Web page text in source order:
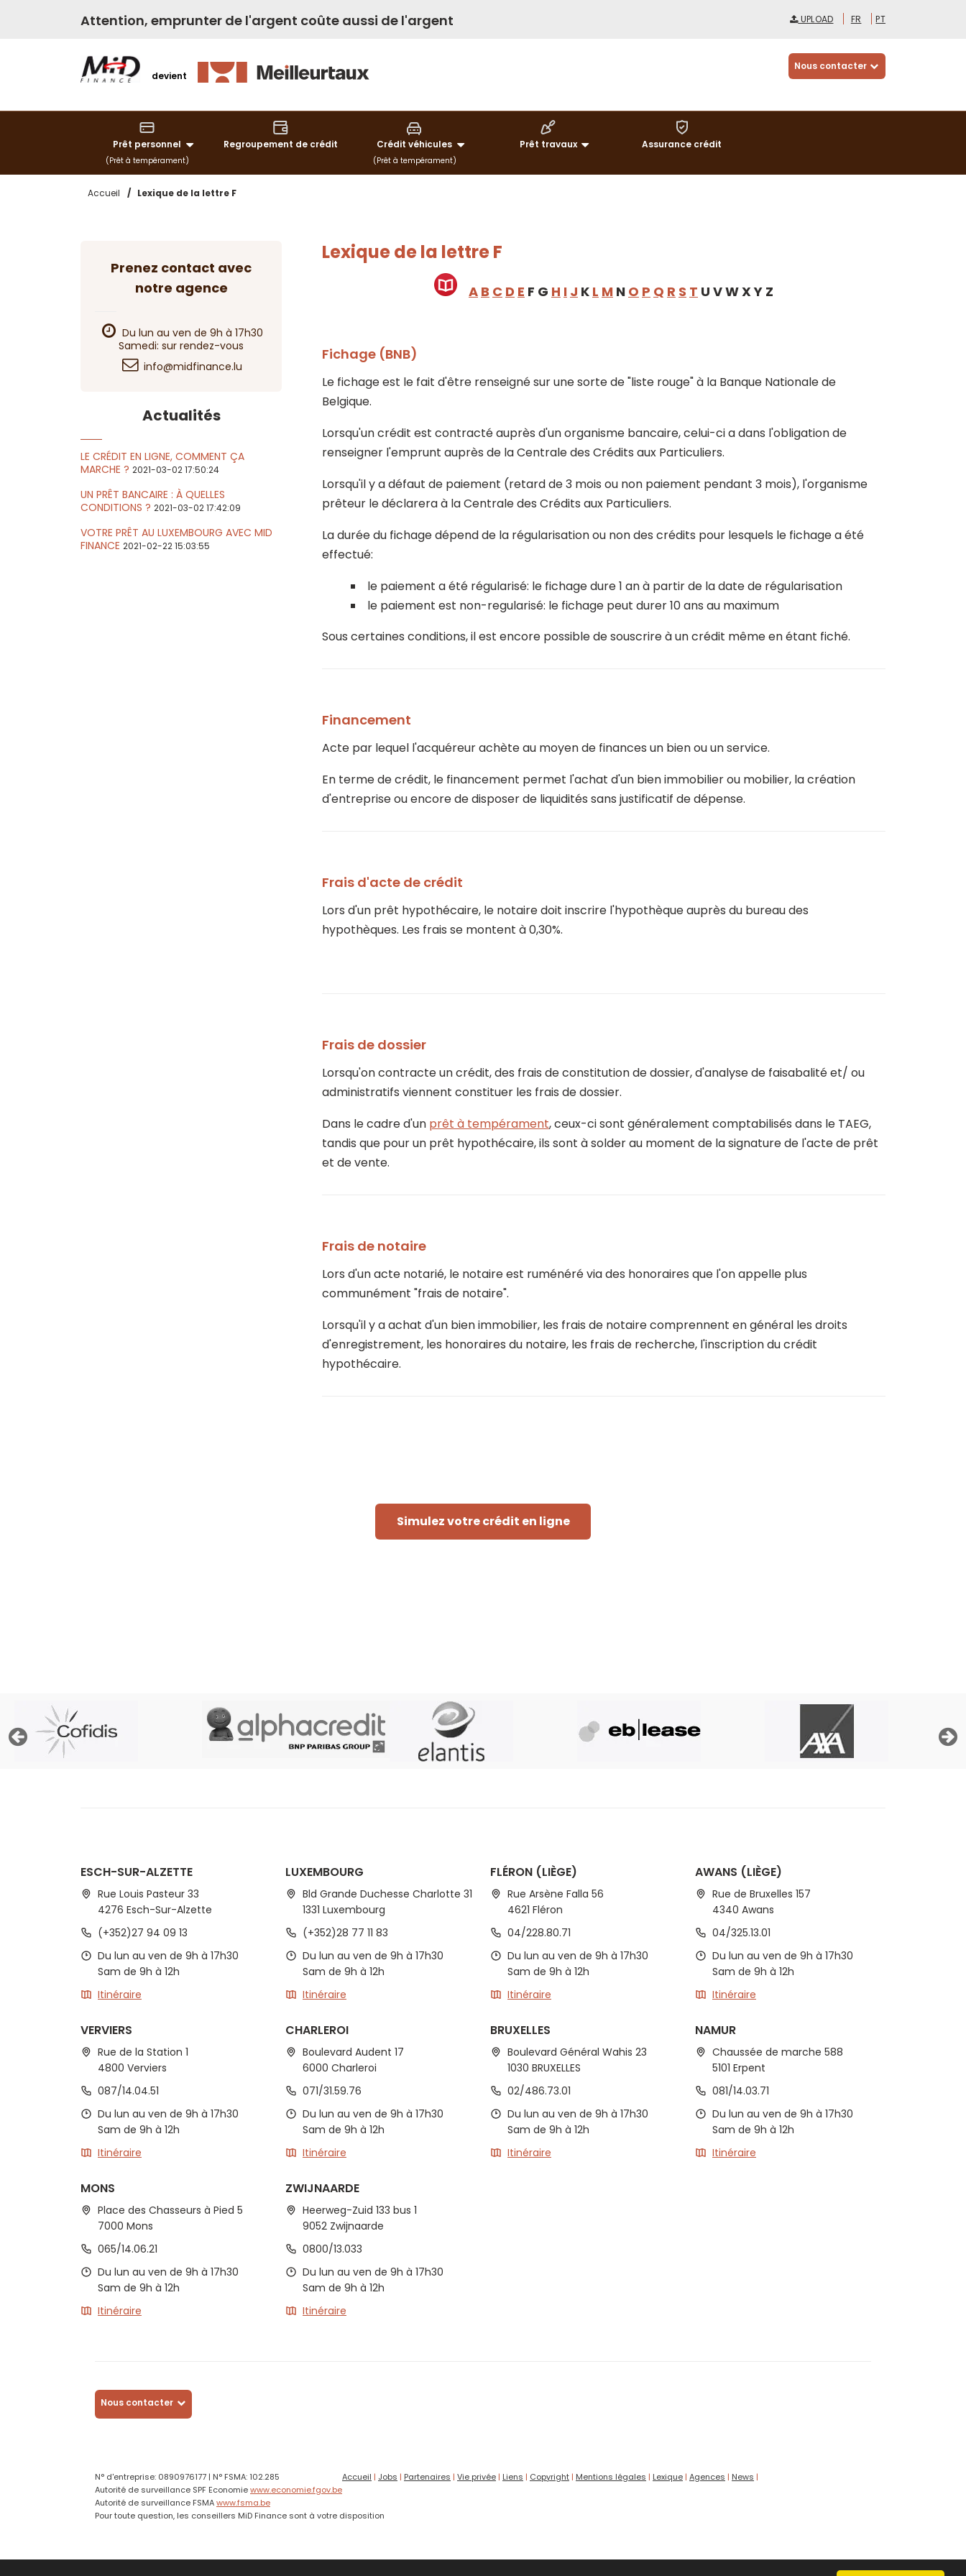
Attention, emprunter de l'argent coûte aussi de l'argent UPLOAD FR PT
devient
Nous contacter
Prêt personnel
(Prêt à tempérament)
Regroupement de crédit Crédit véhicules
(Prêt à tempérament)
Prêt travaux Assurance crédit
Accueil / Lexique de la lettre F
Prenez contact avec
notre agence
Du lun au ven de 9h à 17h30
Samedi: sur rendez-vous
info@midfinance.lu
Actualités
LE CRÉDIT EN LIGNE, COMMENT ÇA
MARCHE ? 2021-03-02 17:50:24
UN PRÊT BANCAIRE : À QUELLES
CONDITIONS ? 2021-03-02 17:42:09
VOTRE PRÊT AU LUXEMBOURG AVEC MID
FINANCE 2021-02-22 15:03:55
Lexique de la lettre F
A B C D E F G H I J K L M N O P Q R S T U V W X Y Z
Fichage (BNB)
Le fichage est le fait d'être renseigné sur une sorte de "liste rouge" à la Banque Nationale de
Belgique.
Lorsqu'un crédit est contracté auprès d'un organisme bancaire, celui-ci a dans l'obligation de
renseigner l'emprunt auprès de la Centrale des Crédits aux Particuliers.
Lorsqu'il y a défaut de paiement (retard de 3 mois ou non paiement pendant 3 mois), l'organisme
prêteur le déclarera à la Centrale des Crédits aux Particuliers.
La durée du fichage dépend de la régularisation ou non des crédits pour lesquels le fichage a été
effectué:
le paiement a été régularisé: le fichage dure 1 an à partir de la date de régularisation
le paiement est non-regularisé: le fichage peut durer 10 ans au maximum
Sous certaines conditions, il est encore possible de souscrire à un crédit même en étant fiché.
Financement
Acte par lequel l'acquéreur achète au moyen de finances un bien ou un service.
En terme de crédit, le financement permet l'achat d'un bien immobilier ou mobilier, la création
d'entreprise ou encore de disposer de liquidités sans justificatif de dépense.
Frais d'acte de crédit
Lors d'un prêt hypothécaire, le notaire doit inscrire l'hypothèque auprès du bureau des
hypothèques. Les frais se montent à 0,30%.
Frais de dossier
Lorsqu'on contracte un crédit, des frais de constitution de dossier, d'analyse de faisabalité et/ ou
administratifs viennent constituer les frais de dossier.
Dans le cadre d'un prêt à tempérament, ceux-ci sont généralement comptabilisés dans le TAEG,
tandis que pour un prêt hypothécaire, ils sont à solder au moment de la signature de l'acte de prêt
et de vente.
Frais de notaire
Lors d'un acte notarié, le notaire est ruménéré via des honoraires que l'on appelle plus
communément "frais de notaire".
Lorsqu'il y a achat d'un bien immobilier, les frais de notaire comprennent en général les droits
d'enregistrement, les honoraires du notaire, les frais de recherche, l'inscription du crédit
hypothécaire.
Simulez votre crédit en ligne
ESCH-SUR-ALZETTE
Rue Louis Pasteur 33
4276 Esch-Sur-Alzette
(+352)27 94 09 13
Du lun au ven de 9h à 17h30
Sam de 9h à 12h
Itinéraire
LUXEMBOURG
Bld Grande Duchesse Charlotte 31
1331 Luxembourg
(+352)28 77 11 83
Du lun au ven de 9h à 17h30
Sam de 9h à 12h
Itinéraire
FLÉRON (LIÈGE)
Rue Arsène Falla 56
4621 Fléron
04/228.80.71
Du lun au ven de 9h à 17h30
Sam de 9h à 12h
Itinéraire
AWANS (LIÈGE)
Rue de Bruxelles 157
4340 Awans
04/325.13.01
Du lun au ven de 9h à 17h30
Sam de 9h à 12h
Itinéraire
VERVIERS
Rue de la Station 1
4800 Verviers
087/14.04.51
Du lun au ven de 9h à 17h30
Sam de 9h à 12h
Itinéraire
CHARLEROI
Boulevard Audent 17
6000 Charleroi
071/31.59.76
Du lun au ven de 9h à 17h30
Sam de 9h à 12h
Itinéraire
BRUXELLES
Boulevard Général Wahis 23
1030 BRUXELLES
02/486.73.01
Du lun au ven de 9h à 17h30
Sam de 9h à 12h
Itinéraire
NAMUR
Chaussée de marche 588
5101 Erpent
081/14.03.71
Du lun au ven de 9h à 17h30
Sam de 9h à 12h
Itinéraire
MONS
Place des Chasseurs à Pied 5
7000 Mons
065/14.06.21
Du lun au ven de 9h à 17h30
Sam de 9h à 12h
Itinéraire
ZWIJNAARDE
Heerweg-Zuid 133 bus 1
9052 Zwijnaarde
0800/13.033
Du lun au ven de 9h à 17h30
Sam de 9h à 12h
Itinéraire
Nous contacter
N° d'entreprise: 0890976177 | N° FSMA: 102.285
Autorité de surveillance SPF Economiewww.economie.fgov.be
Autorité de surveillance FSMAwww.fsma.be
Accueil | Jobs | Partenaires | Vie privée | Liens | Copyright | Mentions légales | Lexique | Agences | News |
Pour toute question, les conseillers MiD Finance sont à votre disposition